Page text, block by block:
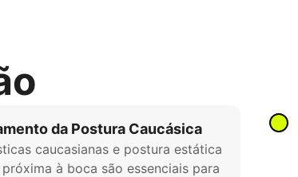
da Postura Caucásica
caucasianas e postura estática
à boca são essenciais para